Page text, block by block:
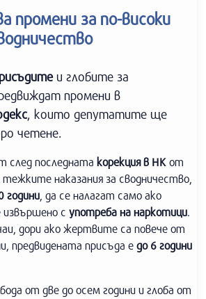
промени за по-високи
и глобите за
промени в
, които депутатите ще
четене.
след последната корекция в НК от
наказания за сводничество,
години, да се налагат само ако
с употреба на наркотици.
дори ако жертвите са повече от
предвидената присъда е до 6 години
от две до осем години и глоба от